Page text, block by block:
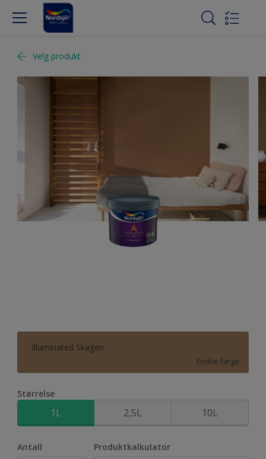
Velg produkt
Illuminated Skagen
Endre farge
Størrelse
1L 2,5L 10L
Antall Produktkalkulator